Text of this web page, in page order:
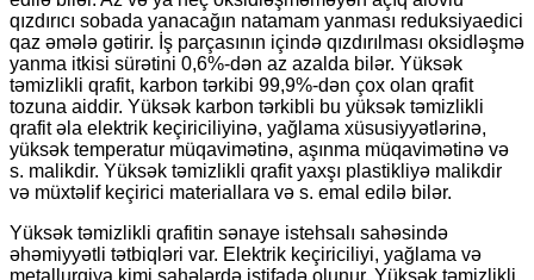
qızdırıcı sobada yanacağın natamam yanması reduksiyaedici
qaz əmələ gətirir. İş parçasının içində qızdırılması oksidləşmə
yanma itkisi sürətini 0,6%-dən az azalda bilər. Yüksək
təmizlikli qrafit, karbon tərkibi 99,9%-dən çox olan qrafit
tozuna aiddir. Yüksək karbon tərkibli bu yüksək təmizlikli
qrafit əla elektrik keçiriciliyinə, yağlama xüsusiyyətlərinə,
yüksək temperatur müqavimətinə, aşınma müqavimətinə və
s. malikdir. Yüksək təmizlikli qrafit yaxşı plastikliyə malikdir
və müxtəlif keçirici materiallara və s. emal edilə bilər.
Yüksək təmizlikli qrafitin sənaye istehsalı sahəsində
əhəmiyyətli tətbiqləri var. Elektrik keçiriciliyi, yağlama və
metallurgiya kimi sahələrdə istifadə olunur. Yüksək təmizlikli